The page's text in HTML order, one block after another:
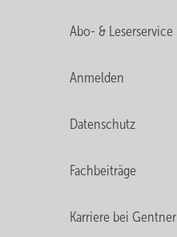
Abo- & Leserservice
Anmelden
Datenschutz
Fachbeiträge
Karriere bei Gentner